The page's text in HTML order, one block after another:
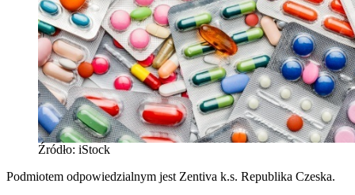
Źródło: iStock
Podmiotem odpowiedzialnym jest Zentiva k.s. Republika Czeska.